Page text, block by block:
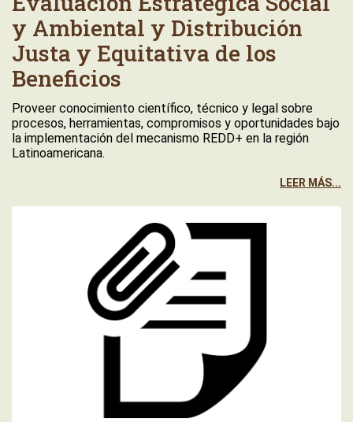
y Ambiental y Distribución
Justa y Equitativa de los
Beneficios
Proveer conocimiento científico, técnico y legal sobre
procesos, herramientas, compromisos y oportunidades bajo
la implementación del mecanismo REDD+ en la región
Latinoamericana.
LEER MÁS...